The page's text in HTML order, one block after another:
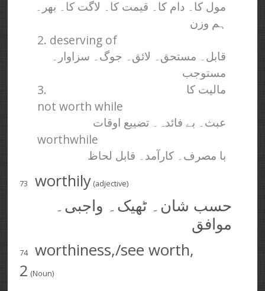
مول کا۔ دام کا۔ قیمت کا۔ لاگت کا۔ بھر۔
ہم وزن
2. deserving of
قابل۔ مستحق۔ لائق۔ جوگ۔ سزاوار۔
مستوجب
3. مالیت کا
not worth while
عبث۔ بے فائدہ۔ تضییع اوقات
worthwhile
با مصرف۔ کارآمد۔ قابل لحاظ
73 worthily (adjective)
حسب شان۔ ٹھیک۔ واجبی۔
موافق
74 worthiness,/see worth,
2 (Noun)